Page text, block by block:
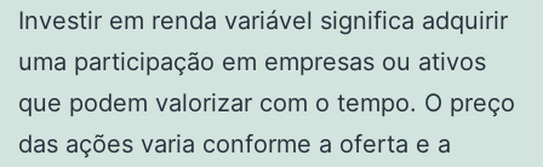
Investir em renda variável significa adquirir
uma participação em empresas ou ativos
que podem valorizar com o tempo. O preço
das ações varia conforme a oferta e a